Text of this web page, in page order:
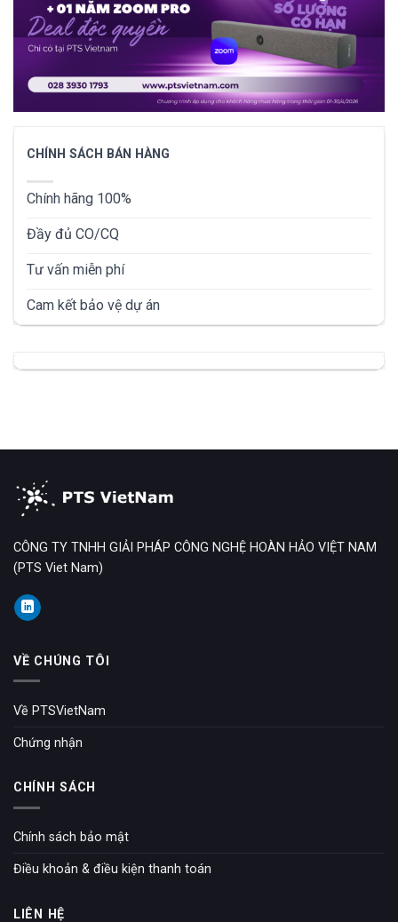
CHÍNH SÁCH BÁN HÀNG
Chính hãng 100%
Đầy đủ CO/CQ
Tư vấn miễn phí
Cam kết bảo vệ dự án
CÔNG TY TNHH GIẢI PHÁP CÔNG NGHỆ HOÀN HẢO VIỆT NAM
(PTS Viet Nam)
VỀ CHÚNG TÔI
Về PTSVietNam
Chứng nhận
CHÍNH SÁCH
Chính sách bảo mật
Điều khoản & điều kiện thanh toán
LIÊN HỆ